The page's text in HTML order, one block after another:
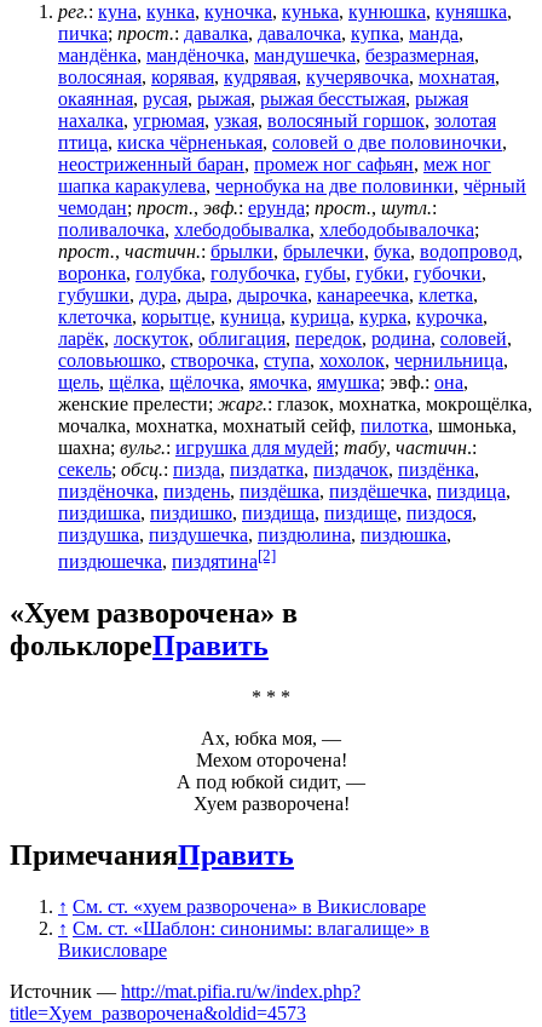
рег.: куна, кунка, куночка, кунька, кунюшка, куняшка,
пичка; прост.: давалка, давалочка, купка, манда,
мандёнка, мандёночка, мандушечка, безразмерная,
волосяная, корявая, кудрявая, кучерявочка, мохнатая,
окаянная, русая, рыжая, рыжая бесстыжая, рыжая
нахалка, угрюмая, узкая, волосяный горшок, золотая
птица, киска чёрненькая, соловей о две половиночки,
неостриженный баран, промеж ног сафьян, меж ног
шапка каракулева, чернобука на две половинки, чёрный
чемодан; прост., эвф.: ерунда; прост., шутл.:
поливалочка, хлебодобывалка, хлебодобывалочка;
прост., частичн.: брылки, брылечки, бука, водопровод,
воронка, голубка, голубочка, губы, губки, губочки,
губушки, дура, дыра, дырочка, канареечка, клетка,
клеточка, корытце, куница, курица, курка, курочка,
ларёк, лоскуток, облигация, передок, родина, соловей,
соловьюшко, створочка, ступа, хохолок, чернильница,
щель, щёлка, щёлочка, ямочка, ямушка; эвф.: она,
женские прелести; жарг.: глазок, мохнатка, мокрощёлка,
мочалка, мохнатка, мохнатый сейф, пилотка, шмонька,
шахна; вульг.: игрушка для мудей; табу, частичн.:
секель; обсц.: пизда, пиздатка, пиздачок, пиздёнка,
пиздёночка, пиздень, пиздёшка, пиздёшечка, пиздица,
пиздишка, пиздишко, пиздища, пиздище, пиздося,
пиздушка, пиздушечка, пиздюлина, пиздюшка,
пиздюшечка, пиздятина[2]
«Хуем разворочена» в
фольклореПравить
* * *
Ах, юбка моя, —
Мехом оторочена!
А под юбкой сидит, —
Хуем разворочена!
ПримечанияПравить
↑ См. ст. «хуем разворочена» в Викисловаре
↑ См. ст. «Шаблон: синонимы: влагалище» в
Викисловаре
Источник — http://mat.pifia.ru/w/index.php?
title=Хуем_разворочена&oldid=4573